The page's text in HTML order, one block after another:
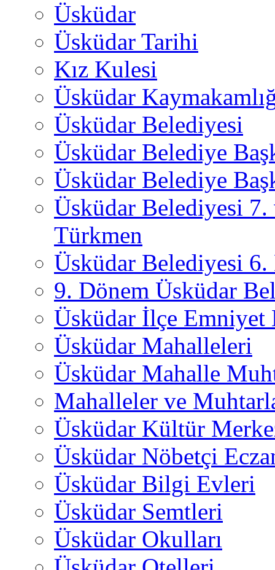
Üsküdar
Üsküdar Tarihi
Kız Kulesi
Üsküdar
Üsküdar Belediyesi
Üsküdar Belediye
Üsküdar Belediye
Üsküdar Belediyesi
Türkmen
Üsküdar Belediyesi 6.
9. Dönem Üsküdar
Üsküdar İlçe
Üsküdar Mahalleleri
Üsküdar Mahalle
Mahalleler ve
Üsküdar Kültür
Üsküdar Nöbetçi
Üsküdar Bilgi Evleri
Üsküdar Semtleri
Üsküdar Okulları